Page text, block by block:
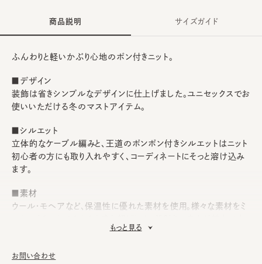
商品説明
ふんわりと軽いかぶり心地のポン付きニット。
■デザイン
装飾は省きシンプルなデザインに仕上げました。ユニセックスでお
使いいただける冬のマストアイテム。
■シルエット
立体的なケーブル編みと、王道のポンポン付きシルエットはニット
初心者の方にも取り入れやすく、コーディネートにそっと溶け込み
ます。
■素材
ウール・モヘアなど、保温性に優れた素材を使用。様々な素材をミ
洗濯不可。汚れにつきましては、乾いた柔らかい布でふき取り、陰
もっと見る
サイズガイド
お問い合わせ